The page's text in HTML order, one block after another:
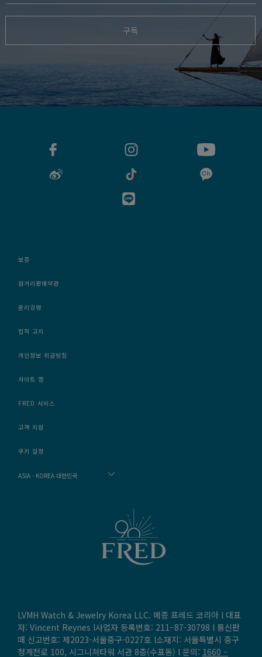
구독
보증
원거리판매약관
윤리강령
법적 고지
개인정보 취급방침
사이트 맵
FRED 서비스
고객 지원
쿠키 설정
ASIA - KOREA 대한민국
LVMH Watch & Jewelry Korea LLC. 메종 프레드 코리아 l 대표
자: Vincent Reynes l사업자 등록번호: 211–87-30798 l 통신판
매 신고번호: 제2023-서울중구-0227호 l소재지: 서울특별시 중구
청계천로 100, 시그니쳐타워 서관 8층(수표동) l 문의: 1660 –